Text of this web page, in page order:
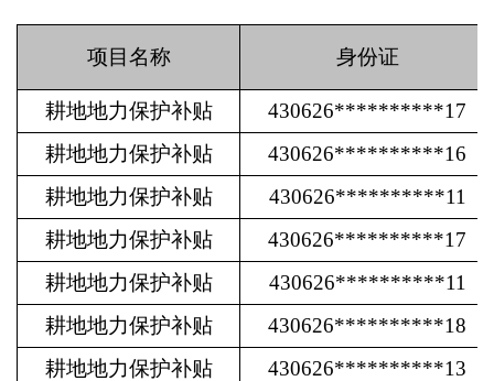
项目名称 身份证
耕地地力保护补贴
430626**********17
耕地地力保护补贴
430626**********16
耕地地力保护补贴
430626**********11
耕地地力保护补贴
430626**********17
耕地地力保护补贴
430626**********11
耕地地力保护补贴
430626**********18
耕地地力保护补贴
430626**********13